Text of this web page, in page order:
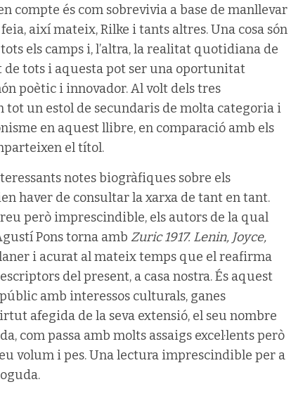
compte és com sobrevivia a base de manllevar
així mateix, Rilke i tants altres. Una cosa són
els camps i, l’altra, la realitat quotidiana de
de tots i aquesta pot ser una oportunitat
poètic i innovador. Al volt dels tres
un estol de secundaris de molta categoria i
en aquest llibre, en comparació amb els
el títol.
notes biogràfiques sobre els
haver de consultar la xarxa de tant en tant.
però imprescindible, els autors de la qual
Pons torna amb Zuric 1917. Lenin, Joyce,
i acurat al mateix temps que el reafirma
del present, a casa nostra. És aquest
amb interessos culturals, ganes
afegida de la seva extensió, el seu nombre
com passa amb molts assaigs excel·lents però
volum i pes. Una lectura imprescindible per a